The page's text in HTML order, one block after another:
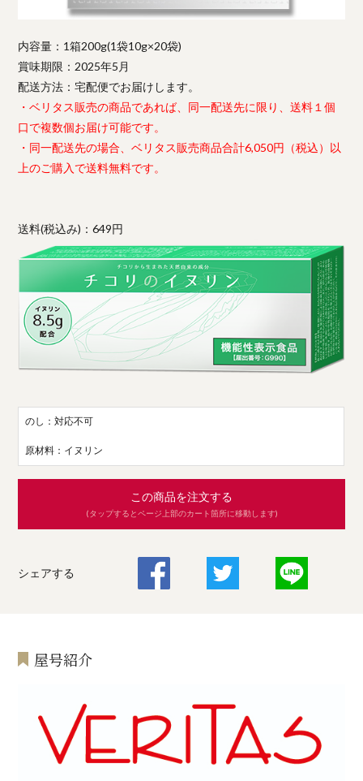
内容量：1箱200g(1袋10g×20袋)
賞味期限：2025年5月
配送方法：宅配便でお届けします。
・ベリタス販売の商品であれば、同一配送先に限り、送料１個
口で複数個お届け可能です。
・同一配送先の場合、ベリタス販売商品合計6,050円（税込）以
上のご購入で送料無料です。
送料(税込み)：649円
のし：対応不可
原材料：イヌリン
この商品を注文する
(タップするとページ上部のカート箇所に移動します)
シェアする
屋号紹介